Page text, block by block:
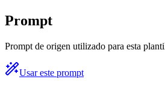
Prompt
Prompt de origen utilizado para esta
Usar este prompt